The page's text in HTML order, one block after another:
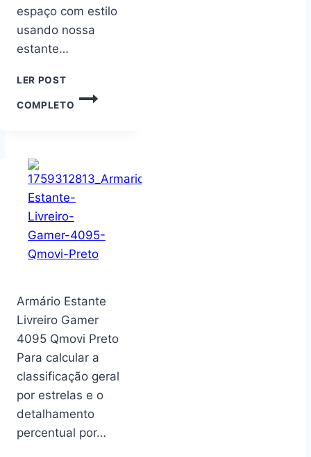
espaço com estilo
usando nossa
estante…
LER POST
COMPLETO
ESTANTE
RACK
PARA
ORGANIZADORA
Armário Estante
Livreiro Gamer
4095 Qmovi Preto
Para calcular a
classificação geral
por estrelas e o
detalhamento
percentual por…